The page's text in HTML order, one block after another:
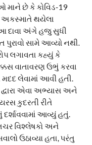
છે કે કોવિડ-19
થયેલા
દાવા અંગે હજુ સુધી
પુરાવો સામે આવ્યો નથી.
લગાવતા કહ્યું કે
વાતાવરણ ઉભું કરવા
મદદ લેવામાં આવી હતી.
એવા અભ્યાસ અને
કુદરતી રીતે
દર્શાવવામાં આવ્યું હતું.
વિશ્લેષકો અને
ઉઠાવ્યા હતા, પરંતુ